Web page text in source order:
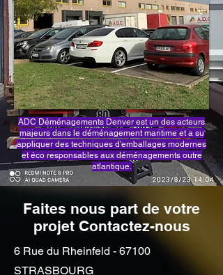
ADC Déménagements Denver est un des acteurs
majeurs dans le déménagement maritime et a su
appliquer des techniques d'emballages modernes
et éco responsables aux déménagements outre
atlantique.
Faites nous part de votre
projet Contactez-nous
6 Rue du Rheinfeld - 67100
STRASBOURG